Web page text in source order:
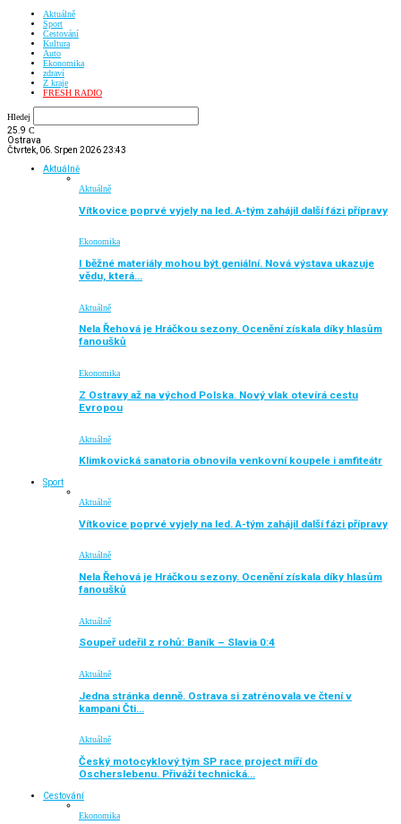
Aktuálně
Sport
Cestování
Kultura
Auto
Ekonomika
zdraví
Z kraje
FRESH RADIO
Hledej
25.9 C
Ostrava
Čtvrtek, 06. Srpen 2026 23:43
Aktuálně
Aktuálně
Vítkovice poprvé vyjely na led. A-tým zahájil další fázi přípravy
Ekonomika
I běžné materiály mohou být geniální. Nová výstava ukazuje
vědu, která…
Aktuálně
Nela Řehová je Hráčkou sezony. Ocenění získala díky hlasům
fanoušků
Ekonomika
Z Ostravy až na východ Polska. Nový vlak otevírá cestu
Evropou
Aktuálně
Klimkovická sanatoria obnovila venkovní koupele i amfiteátr
Sport
Aktuálně
Vítkovice poprvé vyjely na led. A-tým zahájil další fázi přípravy
Aktuálně
Nela Řehová je Hráčkou sezony. Ocenění získala díky hlasům
fanoušků
Aktuálně
Soupeř udeřil z rohů: Baník – Slavia 0:4
Aktuálně
Jedna stránka denně. Ostrava si zatrénovala ve čtení v
kampani Čti…
Aktuálně
Český motocyklový tým SP race project míří do
Oscherslebenu. Přiváží technická…
Cestování
Ekonomika